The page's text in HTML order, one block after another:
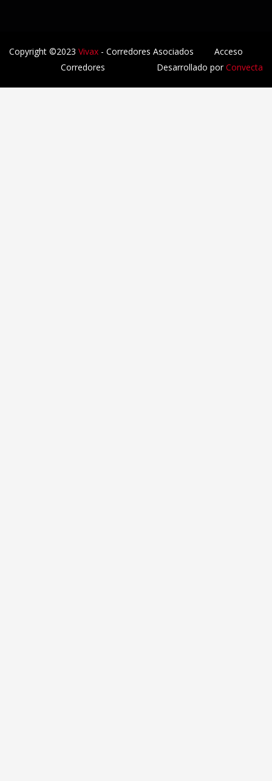
Copyright ©2023 Vivax - Corredores Asociados
Acceso
Corredores
Desarrollado porConvecta